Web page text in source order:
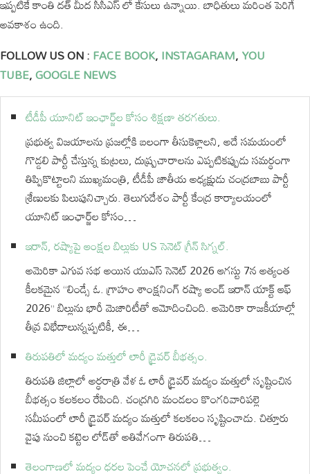
ఇప్పటికే కాంతి దత్ మీద సీసీఎస్ లో కేసులు ఉన్నాయి. బాధితులు మరింత పెరిగే
అవకాశం ఉంది.
FOLLOW US ON :FACE BOOK,INSTAGARAM,YOU
TUBE,GOOGLE NEWS
టీడీపీ యూనిట్ ఇంఛార్జ్‌ల కోసం శిక్షణా తరగతులు.
ప్రభుత్వ విజయాలను ప్రజల్లోకి బలంగా తీసుకెళ్లాలని, అదే సమయంలో
గొడ్డలి పార్టీ చేస్తున్న కుట్రలు, దుష్ప్రచారాలను ఎప్పటికప్పుడు సమర్థంగా
తిప్పికొట్టాలని ముఖ్యమంత్రి, టీడీపీ జాతీయ అధ్యక్షుడు చంద్రబాబు పార్టీ
శ్రేణులకు పిలుపునిచ్చారు. తెలుగుదేశం పార్టీ కేంద్ర కార్యాలయంలో
యూనిట్ ఇంఛార్జ్‌ల కోసం…
ఇరాన్, రష్యాపై ఆంక్షల బిల్లుకు US సెనెట్ గ్రీన్ సిగ్నల్.
అమెరికా ఎగువ సభ అయిన యుఎస్ సెనెట్ 2026 ఆగస్టు 7న అత్యంత
కీలకమైన “లిండ్సే ఓ. గ్రాహం శాంక్షనింగ్ రష్యా అండ్ ఇరాన్ యాక్ట్ ఆఫ్
2026” బిల్లును భారీ మెజారిటీతో ఆమోదించింది. అమెరికా రాజకీయాల్లో
తీవ్ర విభేదాలున్నప్పటికీ, ఈ…
తిరుపతిలో మద్యం మత్తులో లారీ డ్రైవర్ బీభత్సం.
తిరుపతి జిల్లాలో అర్ధరాత్రి వేళ ఓ లారీ డ్రైవర్ మద్యం మత్తులో సృష్టించిన
బీభత్సం కలకలం రేపింది. చంద్రగిరి మండలం కొంగరివారిపల్లె
సమీపంలో లారీ డ్రైవర్ మద్యం మత్తులో కలకలం సృష్టించాడు. చిత్తూరు
వైపు నుంచి కట్టెల లోడ్‌తో అతివేగంగా తిరుపతి…
తెలంగాణలో మద్యం ధరల పెంచే యోచనలో ప్రభుత్వం.